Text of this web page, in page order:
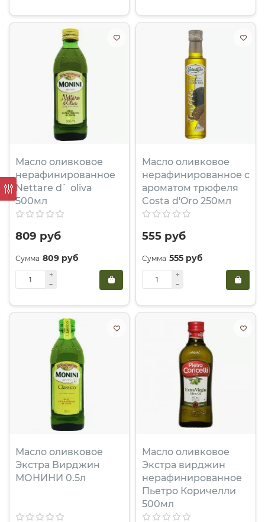
Масло оливковое
нерафинированное
Nettare d` oliva
500мл
809 руб
809 руб
Масло оливковое
нерафинированное с
ароматом трюфеля
Costa d'Oro 250мл
555 руб
555 руб
Масло оливковое
Экстра Вирджин
МОНИНИ 0.5л
Масло оливковое
Экстра вирджин
нерафинированное
Пьетро Коричелли
500мл